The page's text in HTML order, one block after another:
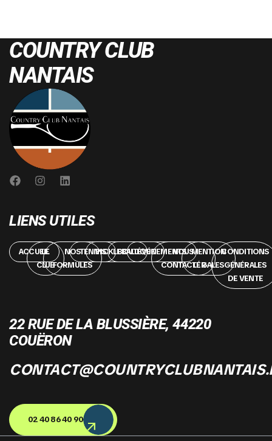
COUNTRY CLUB
NANTAIS
LIENS UTILES
ACCUEIL
LE
CLUB
NOS
FORMULES
TENNISPICKLEBALL
BOUTIQUEÉVÉNEMENTS
NOUS
CONTACTER
MENTION
LÉGALES
CONDITIONS
GÉNÉRALES
DE VENTE
22 RUE DE LA BLUSSIÈRE, 44220
COUËRON
02 40 86 40 90